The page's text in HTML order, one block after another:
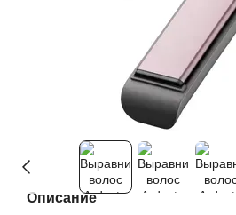
Описание